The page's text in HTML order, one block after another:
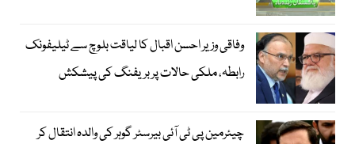
وفاقی وزیر احسن اقبال کا لیاقت بلوچ سے ٹیلیفونک
رابطہ، ملکی حالات پر بریفنگ کی پیشکش
چیئرمین پی ٹی آئی بیرسٹر گوہر کی والدہ انتقال کر